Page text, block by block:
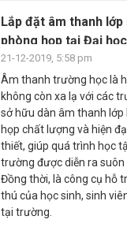
Lắp đặt âm thanh
phòng họp tại Đại
21-12-2019, 5:58 pm
Âm thanh trường học là
không còn xa lạ với các
sở hữu dàn âm thanh
họp chất lượng và hiện
thiết, giúp quá trình học
trường được diễn ra suôn
Đồng thời, là công cụ hỗ
thú của học sinh, sinh
tại trường.